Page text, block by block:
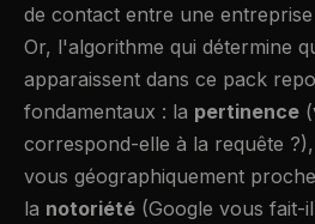
de contact entre une
Or, l'algorithme qui détermine
apparaissent dans ce pack
fondamentaux : la pertinence
correspond-elle à la requête
vous géographiquement
la notoriété (Google vous fait-